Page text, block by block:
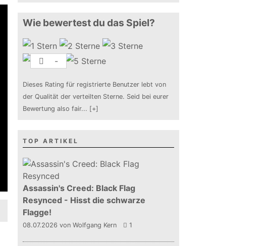
Wie bewertest du das Spiel?
-
Dieses Rating für registrierte Benutzer lebt von
der Qualität der verteilten Sterne. Seid bei eurer
Bewertung also fair... [+]
TOP ARTIKEL
Assassin's Creed: Black Flag
Resynced - Hisst die schwarze
Flagge!
08.07.2026 von Wolfgang Kern 1